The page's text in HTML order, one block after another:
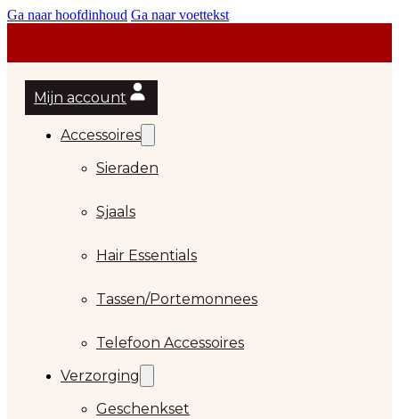
Ga naar hoofdinhoud Ga naar voettekst
Mijn account
Accessoires
Sieraden
Sjaals
Hair Essentials
Tassen/Portemonnees
Telefoon Accessoires
Verzorging
Geschenkset